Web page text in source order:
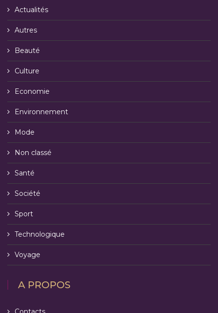
Actualités
Autres
Beauté
Culture
Economie
Environnement
Mode
Non classé
Santé
Société
Sport
Technologique
Voyage
A PROPOS